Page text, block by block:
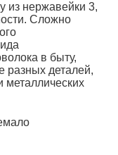
из нержавейки 3,
Сложно
в быту,
разных деталей,
металлических